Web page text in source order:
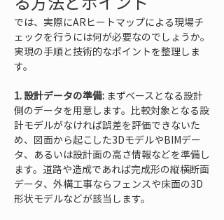
では、実際にARヒートマップによる現場チ
ェックを行うには何が必要なのでしょうか。
実現の手順と技術的なポイントを整理しま
す。
1. 設計データの準備: まずベースとなる設計
側のデータを用意します。比較対象となる設
計モデルがなければ誤差を評価できないた
め、図面から起こした3DモデルやBIMデー
タ、あるいは設計面の高さ情報などを準備し
ます。道路や造成であれば完成形の縦横断面
データ、外構工事ならフェンスや床面の3D
形状モデルなどが該当します。